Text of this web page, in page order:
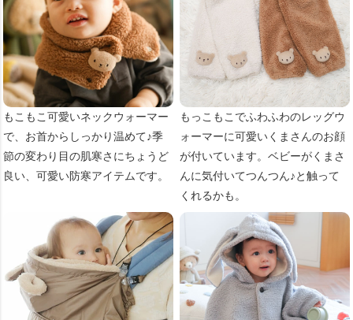
もこもこ可愛いネックウォーマー
で、お首からしっかり温めて♪季
節の変わり目の肌寒さにちょうど
良い、可愛い防寒アイテムです。
もっこもこでふわふわのレッグウ
ォーマーに可愛いくまさんのお顔
が付いています。ベビーがくまさ
んに気付いてつんつん♪と触って
くれるかも。